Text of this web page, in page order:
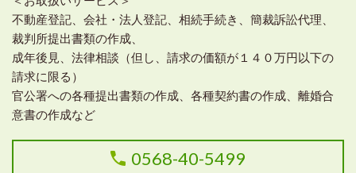
不動産登記、会社・法人登記、相続手続き、簡裁訴訟代理、
裁判所提出書類の作成、
成年後見、法律相談（但し、請求の価額が１４０万円以下の
請求に限る）
官公署への各種提出書類の作成、各種契約書の作成、離婚合
意書の作成など
0568-40-5499